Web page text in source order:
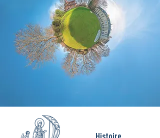
Histoire